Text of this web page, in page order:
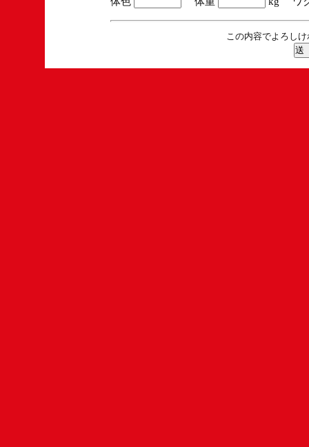
この内容でよろし